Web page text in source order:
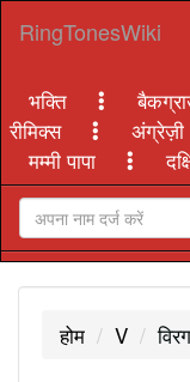
RingTonesWiki
भक्ति
रीमिक्स
अंग्रेज़ी
मम्मी पापा
होम V